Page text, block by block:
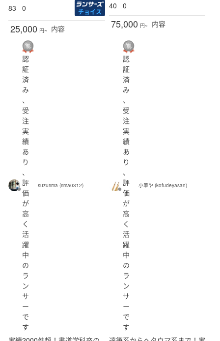
83 0 チョイス
25,000 円~ 内容
40
0
75,000 円~ 内容
認
証
済
み
、
受
注
実
績
あ
り
、
評
価
が
高
く
活
躍
中
の
ラ
ン
サ
ー
で
す
suzurima (rima0312)
認
証
済
み
、
受
注
実
績
あ
り
、
評
価
が
高
く
活
躍
中
の
ラ
ン
サ
ー
で
す
小筆や (kofudeyasan)